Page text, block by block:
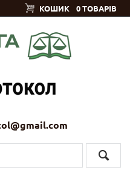
КОШИК 0 ТОВАРІВ